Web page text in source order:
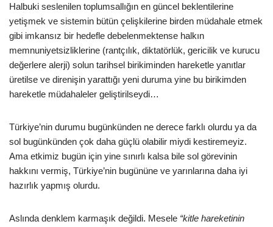
Halbuki seslenilen toplumsallığın en güncel beklentilerine
yetişmek ve sistemin bütün çelişkilerine birden müdahale etmek
gibi imkansız bir hedefle debelenmektense halkın
memnuniyetsizliklerine (rantçılık, diktatörlük, gericilik ve kurucu
değerlere alerji) solun tarihsel birikiminden hareketle yanıtlar
üretilse ve direnişin yarattığı yeni duruma yine bu birikimden
hareketle müdahaleler geliştirilseydi…
Türkiye’nin durumu bugünkünden ne derece farklı olurdu ya da
sol bugünkünden çok daha güçlü olabilir miydi kestiremeyiz.
Ama etkimiz bugün için yine sınırlı kalsa bile sol görevinin
hakkını vermiş, Türkiye’nin bugününe ve yarınlarına daha iyi
hazırlık yapmış olurdu.
Aslında denklem karmaşık değildi. Mesele “kitle hareketinin